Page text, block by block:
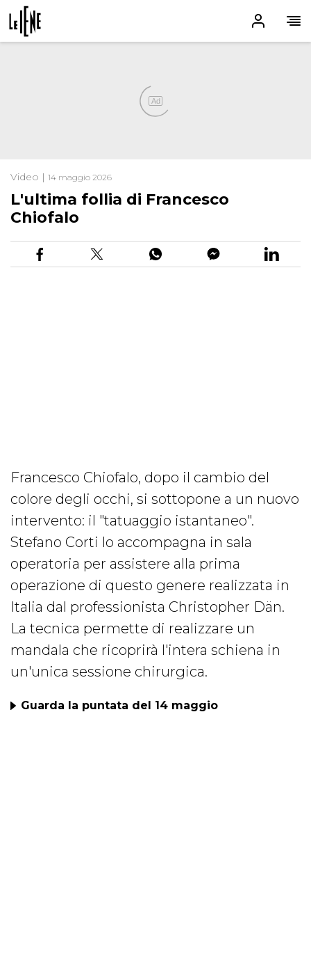
Ad
Video | 14 maggio 2026
L'ultima follia di Francesco
Chiofalo
Francesco Chiofalo, dopo il cambio del
colore degli occhi, si sottopone a un nuovo
intervento: il "tatuaggio istantaneo".
Stefano Corti lo accompagna in sala
operatoria per assistere alla prima
operazione di questo genere realizzata in
Italia dal professionista Christopher Dän.
La tecnica permette di realizzare un
mandala che ricoprirà l'intera schiena in
un'unica sessione chirurgica.
Guarda la puntata del 14 maggio